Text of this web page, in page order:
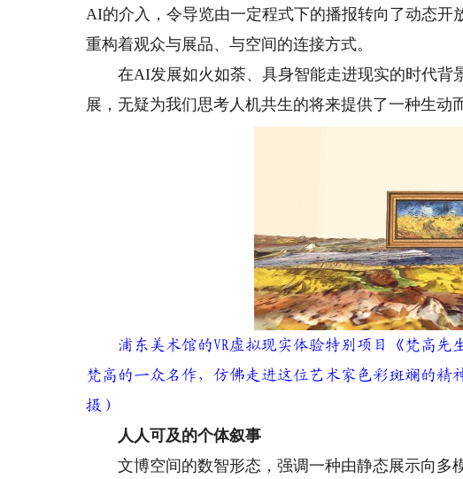
AI的介入，令导览由一定程式下的播报转向了动态
重构着观众与展品、与空间的连接方式。
在AI发展如火如荼、具身智能走进现实的时代背
展，无疑为我们思考人机共生的将来提供了一种生动
浦东美术馆的VR虚拟现实体验特别项目《梵高先
梵高的一众名作，仿佛走进这位艺术家色彩斑斓的精
摄）
人人可及的个体叙事
文博空间的数智形态，强调一种由静态展示向多